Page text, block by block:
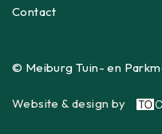
Contact
© Meiburg Tuin- en
Website & design by